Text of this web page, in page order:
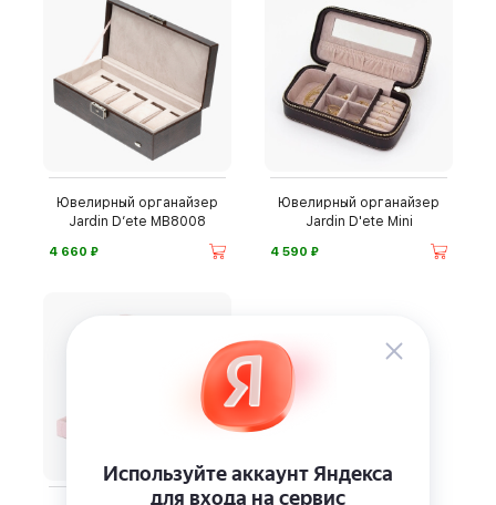
Ювелирный органайзер
Jardin D’ete MB8008
4 660 ⃏
Ювелирный органайзер
Jardin D'ete Mini
4 590 ⃏